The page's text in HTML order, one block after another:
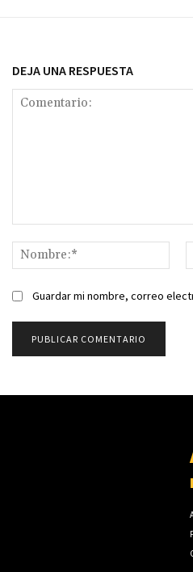
DEJA UNA RESPUESTA
Guardar mi nombre, correo